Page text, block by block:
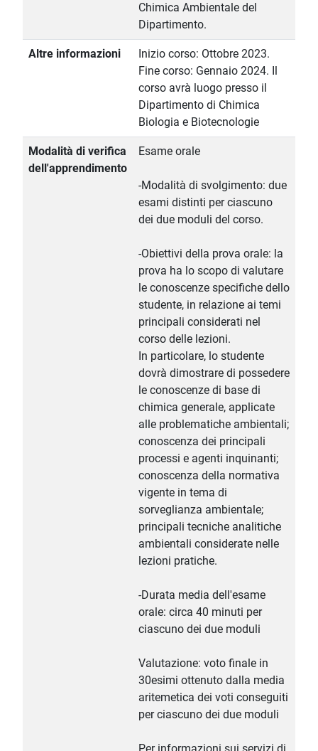
Chimica Ambientale del
Dipartimento.
Altre informazioni
Inizio corso: Ottobre 2023.
Fine corso: Gennaio 2024. Il
corso avrà luogo presso il
Dipartimento di Chimica
Biologia e Biotecnologie
Modalità di verifica
dell'apprendimento
Esame orale
-Modalità di svolgimento: due
esami distinti per ciascuno
dei due moduli del corso.
-Obiettivi della prova orale: la
prova ha lo scopo di valutare
le conoscenze specifiche dello
studente, in relazione ai temi
principali considerati nel
corso delle lezioni.
In particolare, lo studente
dovrà dimostrare di possedere
le conoscenze di base di
chimica generale, applicate
alle problematiche ambientali;
conoscenza dei principali
processi e agenti inquinanti;
conoscenza della normativa
vigente in tema di
sorveglianza ambientale;
principali tecniche analitiche
ambientali considerate nelle
lezioni pratiche.
-Durata media dell'esame
orale: circa 40 minuti per
ciascuno dei due moduli
Valutazione: voto finale in
30esimi ottenuto dalla media
aritemetica dei voti conseguiti
per ciascuno dei due moduli